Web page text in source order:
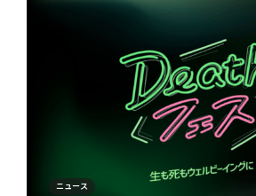
ニュース